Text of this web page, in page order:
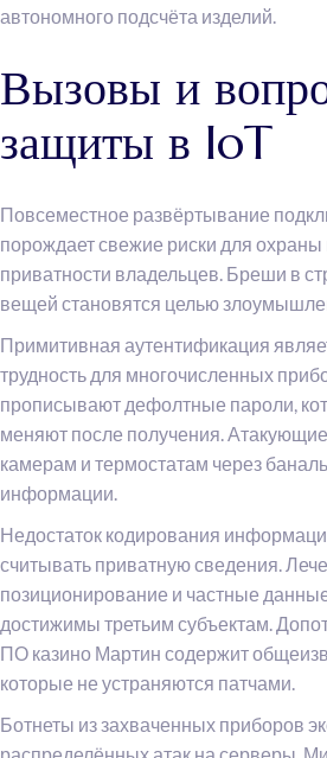
автономного подсчёта изделий.
Вызовы и
защиты в IoT
Повсеместное развёртывание
порождает свежие риски для
приватности владельцев. Бреши в
вещей становятся целью
Примитивная аутентификация
трудность для многочисленных
прописывают дефолтные пароли,
меняют после получения.
камерам и термостатам через
информации.
Недостаток кодирования
считывать приватную сведения.
позиционирование и частные
достижимы третьим субъектам.
ПО казино Мартин содержит
которые не устраняются патчами.
Ботнеты из захваченных приборов